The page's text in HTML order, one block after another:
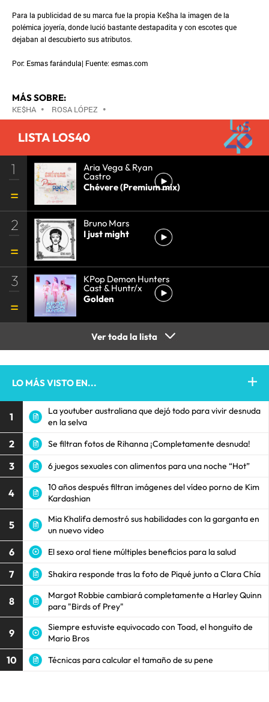
Para la publicidad de su marca fue la propia Ke$ha la imagen de la
polémica joyería, donde lució bastante destapadita y con escotes que
dejaban al descubierto sus atributos.
Por: Esmas farándula| Fuente: esmas.com
MÁS SOBRE:
KE$HA • ROSA LÓPEZ •
LISTA LOS40
1 Aria Vega & Ryan
Castro
Chévere (Premium mix)
2
Bruno Mars
I just might
3 KPop Demon Hunters
Cast & Huntr/x
Golden
Ver toda la lista
LO MÁS VISTO EN...
1
La youtuber australiana que dejó todo para vivir desnuda
en la selva
2 Se filtran fotos de Rihanna ¡Completamente desnuda!
3 6 juegos sexuales con alimentos para una noche “Hot”
4
10 años después filtran imágenes del vídeo porno de Kim
Kardashian
5
Mia Khalifa demostró sus habilidades con la garganta en
un nuevo video
6 El sexo oral tiene múltiples beneficios para la salud
7 Shakira responde tras la foto de Piqué junto a Clara Chía
8
Margot Robbie cambiará completamente a Harley Quinn
para "Birds of Prey"
9
Siempre estuviste equivocado con Toad, el honguito de
Mario Bros
10 Técnicas para calcular el tamaño de su pene